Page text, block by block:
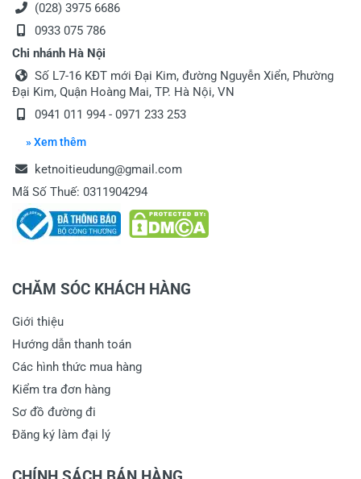
(028) 3975 6686
0933 075 786
Chi nhánh Hà Nội
Số L7-16 KĐT mới Đại Kim, đường Nguyễn Xiển, Phường
Đại Kim, Quận Hoàng Mai, TP. Hà Nội, VN
0941 011 994 - 0971 233 253
» Xem thêm
ketnoitieudung@gmail.com
Mã Số Thuế: 0311904294
CHĂM SÓC KHÁCH HÀNG
Giới thiệu
Hướng dẫn thanh toán
Các hình thức mua hàng
Kiểm tra đơn hàng
Sơ đồ đường đi
Đăng ký làm đại lý